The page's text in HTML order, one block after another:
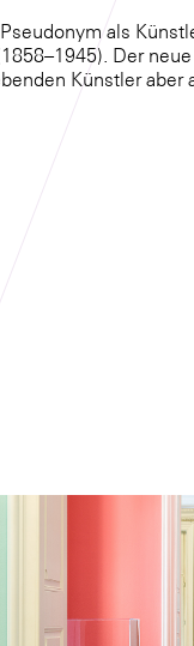
als
Der
Künstler aber